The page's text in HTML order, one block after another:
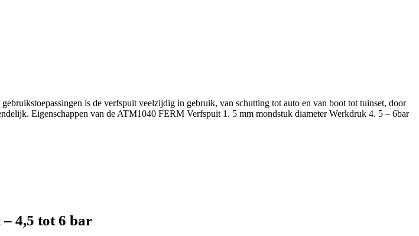
is de verfspuit veelzijdig in gebruik, van schutting tot auto en van boot tot tuinset, door
Eigenschappen van de ATM1040 FERM Verfspuit 1. 5 mm mondstuk diameter Werkdruk 4. 5 – 6bar
4,5 tot 6 bar